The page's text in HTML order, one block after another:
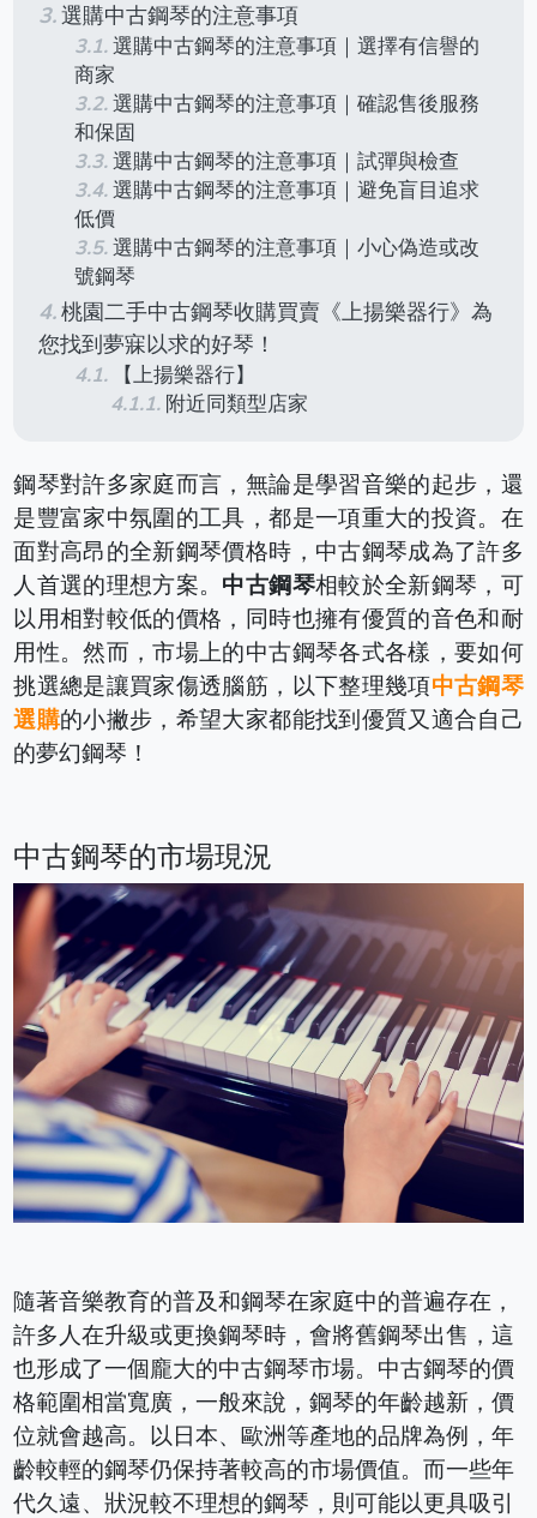
選購中古鋼琴的注意事項
選購中古鋼琴的注意事項｜選擇有信譽的
商家
選購中古鋼琴的注意事項｜確認售後服務
和保固
選購中古鋼琴的注意事項｜試彈與檢查
選購中古鋼琴的注意事項｜避免盲目追求
低價
選購中古鋼琴的注意事項｜小心偽造或改
號鋼琴
桃園二手中古鋼琴收購買賣《上揚樂器行》為
您找到夢寐以求的好琴！
【上揚樂器行】
附近同類型店家
鋼琴對許多家庭而言，無論是學習音樂的起步，還
是豐富家中氛圍的工具，都是一項重大的投資。在
面對高昂的全新鋼琴價格時，中古鋼琴成為了許多
人首選的理想方案。 中古鋼琴相較於全新鋼琴，可
以用相對較低的價格，同時也擁有優質的音色和耐
用性。然而，市場上的中古鋼琴各式各樣，要如何
挑選總是讓買家傷透腦筋，以下整理幾項中古鋼琴
選購的小撇步，希望大家都能找到優質又適合自己
的夢幻鋼琴！
中古鋼琴的市場現況
隨著音樂教育的普及和鋼琴在家庭中的普遍存在，
許多人在升級或更換鋼琴時，會將舊鋼琴出售，這
也形成了一個龐大的中古鋼琴市場。中古鋼琴的價
格範圍相當寬廣，一般來說，鋼琴的年齡越新，價
位就會越高。以日本、歐洲等產地的品牌為例，年
齡較輕的鋼琴仍保持著較高的市場價值。而一些年
代久遠、狀況較不理想的鋼琴，則可能以更具吸引